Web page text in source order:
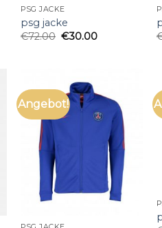
PSG JACKE
psg jacke
€72.00 €30.00
Angebot!